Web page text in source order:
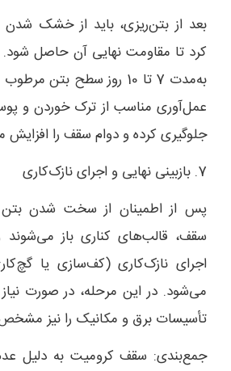
بعد از بتن‌ریزی، باید از خشک
کرد تا مقاومت نهایی آن حاصل شود.
به‌مدت 7 تا 10 روز سطح
عمل‌آوری مناسب از ترک خوردن و
جلوگیری کرده و دوام سقف را
7. بازبینی نهایی و اجرای نازک‌کاری
پس از اطمینان از سخت شدن
سقف، قالب‌های کناری باز
اجرای نازک‌کاری (کف‌سازی یا
می‌شود. در این مرحله، در صورت
تأسیسات برق و مکانیک را نیز
جمع‌بندی: سقف کرومیت به دلیل